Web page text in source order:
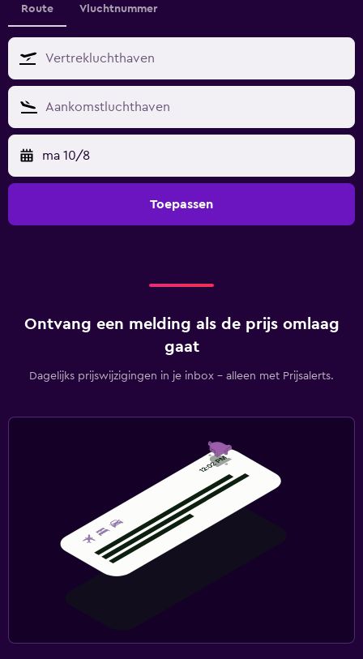
Route Vluchtnummer
ma 10/8
Toepassen
Ontvang een melding als de prijs omlaag
gaat
Dagelijks prijswijzigingen in je inbox - alleen met Prijsalerts.